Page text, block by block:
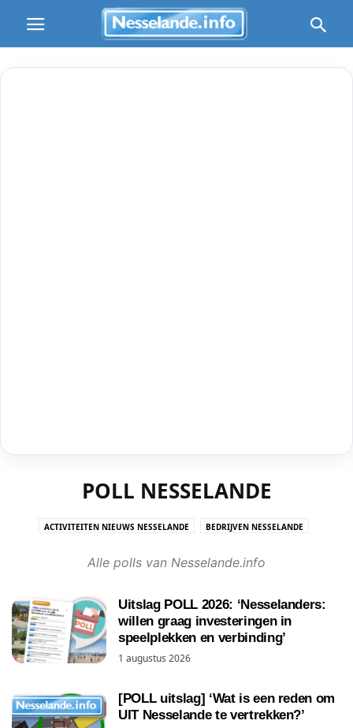
POLL NESSELANDE
ACTIVITEITEN NIEUWS NESSELANDE
BEDRIJVEN NESSELANDE
GEMEENTE #RAAD010
KERK IN NESSELANDE
NESSELANDE IN DE PERS
OMGEVING NESSELANDE
ONDERWIJS NESSELANDE
OPGEVALLEN IN NESSELANDE
OPINIE/COLUMN
POLL NESSELANDE
Alle polls van Nesselande.info
Uitslag POLL 2026: ‘Nesselanders:
willen graag investeringen in
speelplekken en verbinding’
1 augustus 2026
[POLL uitslag] ‘Wat is een reden om
UIT Nesselande te vertrekken?’